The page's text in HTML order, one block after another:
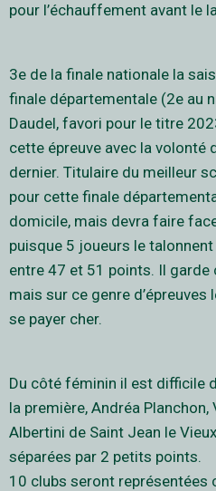
pour l’échauffement avant le
3e de la finale nationale la
finale départementale (2e au
Daudel, favori pour le titre
cette épreuve avec la volonté
dernier. Titulaire du meilleur
pour cette finale
domicile, mais devra faire
puisque 5 joueurs le
entre 47 et 51 points. Il garde
mais sur ce genre
se payer cher.
Du côté féminin il est difficile
la première, Andréa
Albertini de Saint Jean le
séparées par 2 petits points.
10 clubs seront représentées